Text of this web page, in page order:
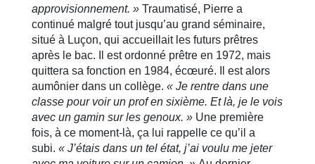
approvisionnement. »Traumatisé, Pierre a
continué malgré tout jusqu’au grand séminaire,
situé à Luçon, qui accueillait les futurs prêtres
après le bac. Il est ordonné prêtre en 1972, mais
quittera sa fonction en 1984, écœuré. Il est alors
aumônier dans un collège. « Je rentre dans une
classe pour voir un prof en sixième. Et là, je le vois
avec un gamin sur les genoux. »Une première
fois, à ce moment-là, ça lui rappelle ce qu’il a
subi. « J’étais dans un tel état, j’ai voulu me jeter